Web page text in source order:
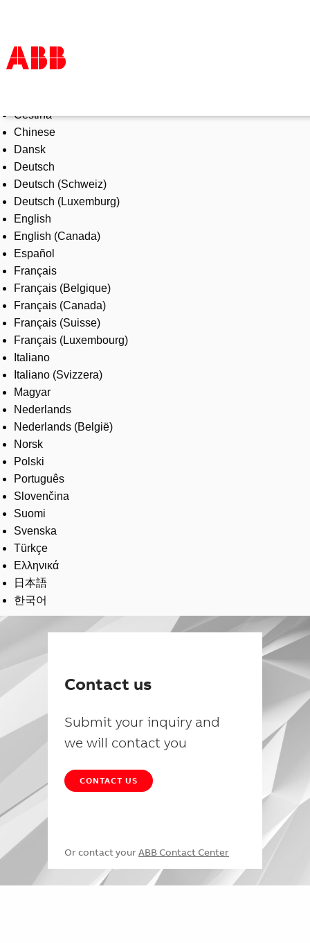
Products & Solutions
Industries
Services
About us
Where to buy
Contact us
Careers
Čeština
Chinese
Dansk
Deutsch
Deutsch (Schweiz)
Deutsch (Luxemburg)
English
English (Canada)
Español
Français
Français (Belgique)
Français (Canada)
Français (Suisse)
Français (Luxembourg)
Italiano
Italiano (Svizzera)
Magyar
Nederlands
Nederlands (België)
Norsk
Polski
Português
Slovenčina
Suomi
Svenska
Türkçe
Ελληνικά
日本語
한국어
Contact us
Submit your inquiry and
we will contact you
CONTACT US
Or contact your ABB Contact Center